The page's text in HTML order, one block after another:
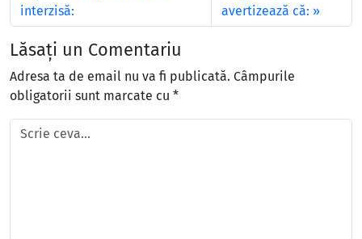
interzisă:
avertizează că:
Lăsați un Comentariu
Adresa ta de email nu va fi publicată. Câmpurile
obligatorii sunt marcate cu *